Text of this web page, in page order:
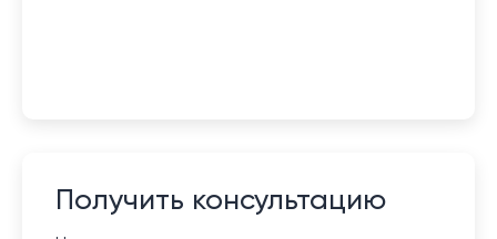
Получить консультацию